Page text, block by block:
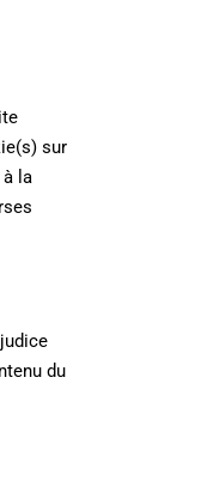
sur
la
du